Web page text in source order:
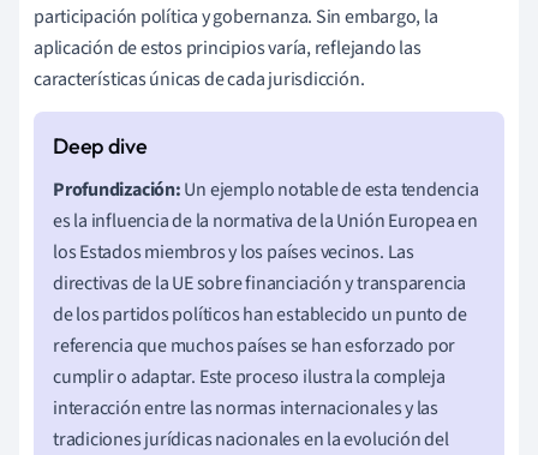
participación política y gobernanza. Sin embargo, la
aplicación de estos principios varía, reflejando las
características únicas de cada jurisdicción.
Profundización:Un ejemplo notable de esta tendencia
es la influencia de la normativa de la Unión Europea en
los Estados miembros y los países vecinos. Las
directivas de la UE sobre financiación y transparencia
de los partidos políticos han establecido un punto de
referencia que muchos países se han esforzado por
cumplir o adaptar. Este proceso ilustra la compleja
interacción entre las normas internacionales y las
tradiciones jurídicas nacionales en la evolución del